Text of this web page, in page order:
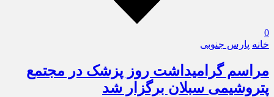
0
خانه پارس جنوبی
مراسم گرامیداشت روز پزشک در مجتمع
پتروشیمی سبلان برگزار شد